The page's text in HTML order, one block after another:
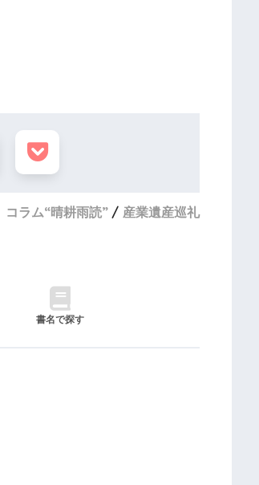
コラム“晴耕雨読” 産業遺産巡礼
書名で探す